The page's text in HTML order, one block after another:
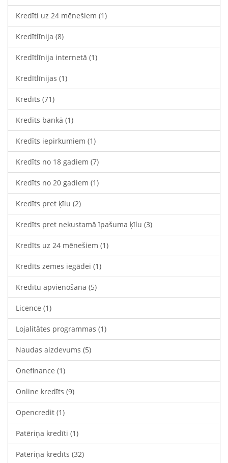
Kredīti uz 24 mēnešiem (1)
Kredītlīnija (8)
Kredītlīnija internetā (1)
Kredītlīnijas (1)
Kredīts (71)
Kredīts bankā (1)
Kredīts iepirkumiem (1)
Kredīts no 18 gadiem (7)
Kredīts no 20 gadiem (1)
Kredīts pret ķīlu (2)
Kredīts pret nekustamā īpašuma ķīlu (3)
Kredīts uz 24 mēnešiem (1)
Kredīts zemes iegādei (1)
Kredītu apvienošana (5)
Licence (1)
Lojalitātes programmas (1)
Naudas aizdevums (5)
Onefinance (1)
Online kredīts (9)
Opencredit (1)
Patēriņa kredīti (1)
Patēriņa kredīts (32)